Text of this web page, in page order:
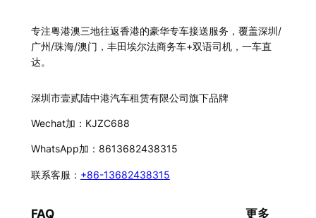
专注粤港澳三地往返香港的豪华专车接送服务，覆盖深圳/
广州/珠海/澳门，丰田埃尔法商务车+双语司机，一车直
达。
深圳市壹贰陆中港汽车租赁有限公司旗下品牌
Wechat加：KJZC688
WhatsApp加：8613682438315
联系客服： +86-13682438315
FAQ 更多